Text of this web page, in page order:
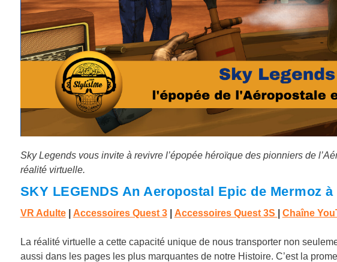
Sky Legends vous invite à revivre l’épopée héroïque des pionniers de
réalité virtuelle.
SKY LEGENDS An Aeropostal Epic de Mermoz
VR Adulte| Accessoires Quest 3| Accessoires Quest 3S Chaîne
La réalité virtuelle a cette capacité unique de nous transporter non
aussi dans les pages les plus marquantes de notre Histoire. C’est la